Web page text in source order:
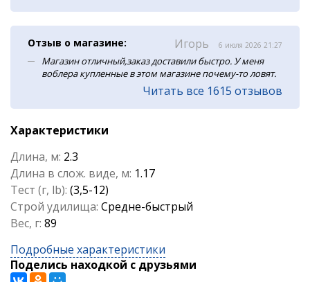
Отзыв о магазине: Игорь 6 июля 2026 21:27
Магазин отличный,заказ доставили быстро. У меня
воблера купленные в этом магазине почему-то ловят.
Читать все 1615 отзывов
Характеристики
Длина, м: 2.3
Длина в слож. виде, м: 1.17
Тест (г, lb): (3,5-12)
Строй удилища: Средне-быстрый
Вес, г: 89
Подробные характеристики
Поделись находкой с друзьями